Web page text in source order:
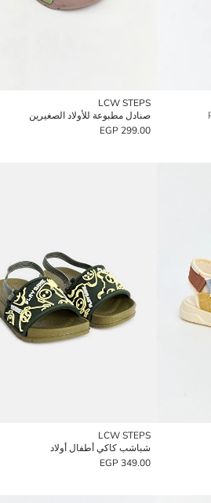
LCW STEPS
صنادل مطبوعة للأولاد الصغيرين
299.00 EGP
LCW STEPS
شباشب كاكي أطفال أولاد
349.00 EGP